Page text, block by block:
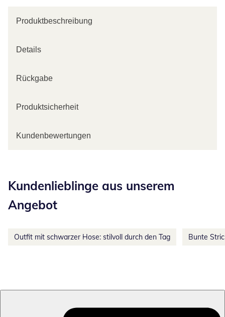
Produktbeschreibung
Details
Rückgabe
Produktsicherheit
Kundenbewertungen
Kundenlieblinge aus unserem
Angebot
Outfit mit schwarzer Hose: stilvoll durch den Tag Bunte